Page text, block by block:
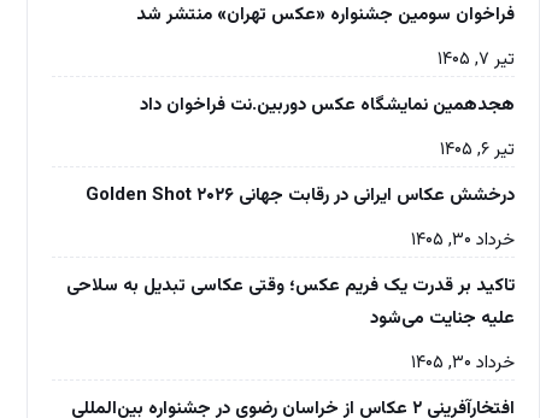
فراخوان سومین جشنواره «عکس تهران» منتشر شد
تیر ۷, ۱۴۰۵
هجدهمین نمایشگاه عکس دوربین.نت فراخوان داد
تیر ۶, ۱۴۰۵
درخشش عکاس ایرانی در رقابت جهانی Golden Shot ۲۰۲۶
خرداد ۳۰, ۱۴۰۵
تاکید بر قدرت یک فریم عکس؛ وقتی عکاسی تبدیل به سلاحی
علیه جنایت می‌شود
خرداد ۳۰, ۱۴۰۵
افتخارآفرینی ۲ عکاس از خراسان رضوی در جشنواره بین‌المللی